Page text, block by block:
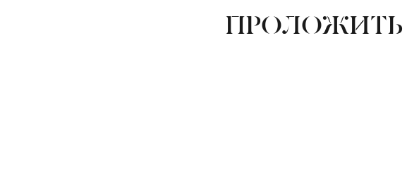
ПРОЛОЖИТЬ